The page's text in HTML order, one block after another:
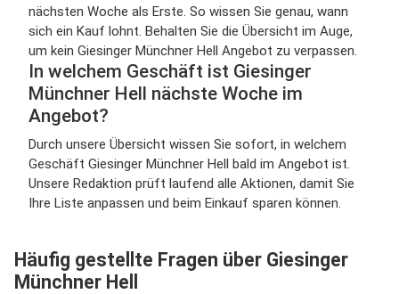
nächsten Woche als Erste. So wissen Sie genau, wann
sich ein Kauf lohnt. Behalten Sie die Übersicht im Auge,
um kein Giesinger Münchner Hell Angebot zu verpassen.
In welchem Geschäft ist Giesinger
Münchner Hell nächste Woche im
Angebot?
Durch unsere Übersicht wissen Sie sofort, in welchem
Geschäft Giesinger Münchner Hell bald im Angebot ist.
Unsere Redaktion prüft laufend alle Aktionen, damit Sie
Ihre Liste anpassen und beim Einkauf sparen können.
Häufig gestellte Fragen über Giesinger
Münchner Hell